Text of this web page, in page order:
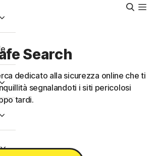
Cerca
Search
dedicato alla sicurezza online che ti
segnalandoti i siti pericolosi
tardi.